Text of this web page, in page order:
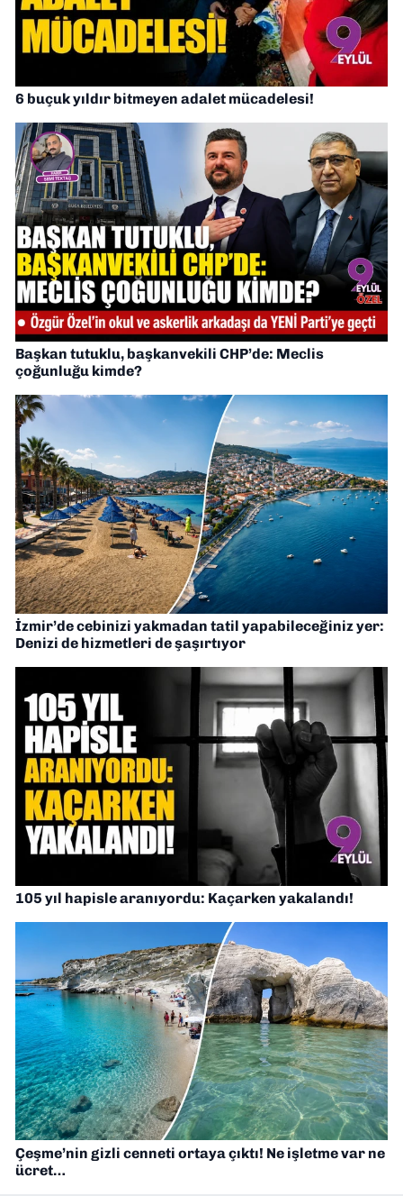
6 buçuk yıldır bitmeyen adalet mücadelesi!
Başkan tutuklu, başkanvekili CHP’de: Meclis
çoğunluğu kimde?
İzmir’de cebinizi yakmadan tatil yapabileceğiniz yer:
Denizi de hizmetleri de şaşırtıyor
105 yıl hapisle aranıyordu: Kaçarken yakalandı!
Çeşme’nin gizli cenneti ortaya çıktı! Ne işletme var ne
ücret…